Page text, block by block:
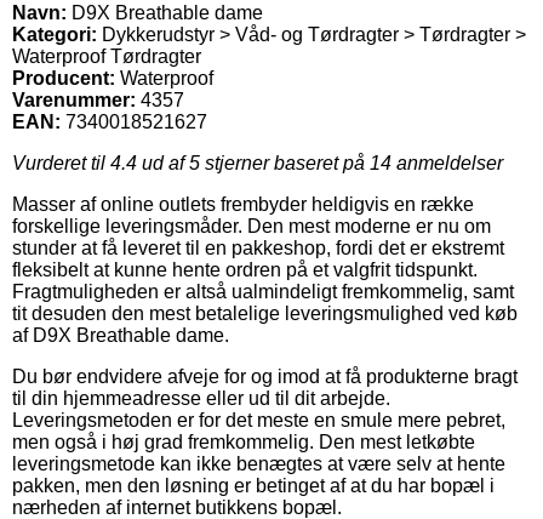
Navn: D9X Breathable dame
Kategori: Dykkerudstyr > Våd- og Tørdragter > Tørdragter >
Waterproof Tørdragter
Producent: Waterproof
Varenummer: 4357
EAN: 7340018521627
Vurderet til 4.4 ud af 5 stjerner baseret på 14 anmeldelser
Masser af online outlets frembyder heldigvis en række
forskellige leveringsmåder. Den mest moderne er nu om
stunder at få leveret til en pakkeshop, fordi det er ekstremt
fleksibelt at kunne hente ordren på et valgfrit tidspunkt.
Fragtmuligheden er altså ualmindeligt fremkommelig, samt
tit desuden den mest betalelige leveringsmulighed ved køb
af D9X Breathable dame.
Du bør endvidere afveje for og imod at få produkterne bragt
til din hjemmeadresse eller ud til dit arbejde.
Leveringsmetoden er for det meste en smule mere pebret,
men også i høj grad fremkommelig. Den mest letkøbte
leveringsmetode kan ikke benægtes at være selv at hente
pakken, men den løsning er betinget af at du har bopæl i
nærheden af internet butikkens bopæl.